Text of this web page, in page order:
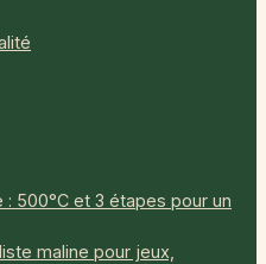
500°C et 3 étapes pour un
maline pour jeux,